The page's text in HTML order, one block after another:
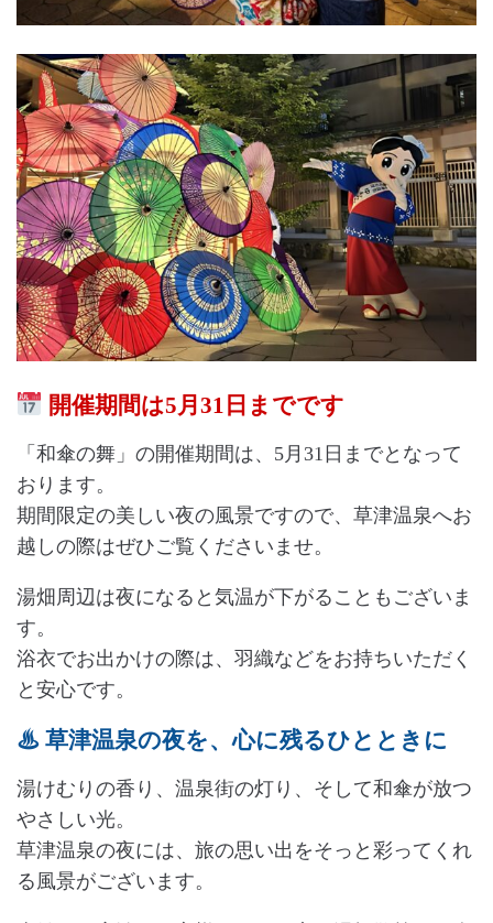
開催期間は5月31日までです
「和傘の舞」の開催期間は、5月31日までとなって
おります。
期間限定の美しい夜の風景ですので、草津温泉へお
越しの際はぜひご覧くださいませ。
湯畑周辺は夜になると気温が下がることもございま
す。
浴衣でお出かけの際は、羽織などをお持ちいただく
と安心です。
♨ 草津温泉の夜を、心に残るひとときに
湯けむりの香り、温泉街の灯り、そして和傘が放つ
やさしい光。
草津温泉の夜には、旅の思い出をそっと彩ってくれ
る風景がございます。